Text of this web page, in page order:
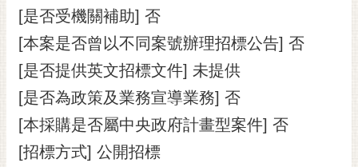
交
通
置
[是否受機關補助] 否
[本案是否曾以不同案號辦理招標公告] 否
[是否提供英文招標文件] 未提供
[是否為政策及業務宣導業務] 否
[本採購是否屬中央政府計畫型案件] 否
[招標方式] 公開招標